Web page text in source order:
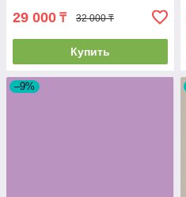
29 000 ₸ 32 000 ₸
Купить
–9%